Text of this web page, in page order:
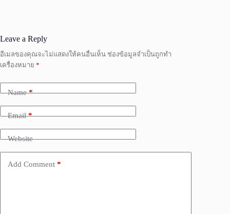
Leave a Reply
อีเมลของคุณจะไม่แสดงให้คนอื่นเห็น ช่องข้อมูลจำเป็นถูกทำ
เครื่องหมาย *
Name*
Email*
Website
Add Comment *